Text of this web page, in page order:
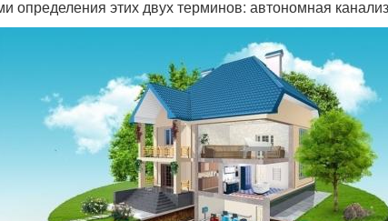
определения этих двух терминов: автономная